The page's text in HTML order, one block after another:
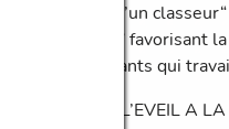
Tenue d’un
l’enfant ” favorisant
enseignants qui
RENFORCER L’EVEIL A